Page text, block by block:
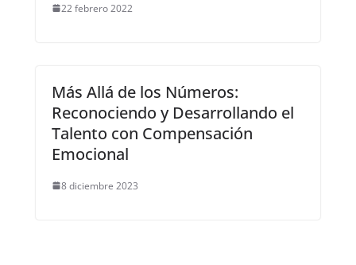
22 febrero 2022
Más Allá de los Números:
Reconociendo y Desarrollando el
Talento con Compensación
Emocional
8 diciembre 2023